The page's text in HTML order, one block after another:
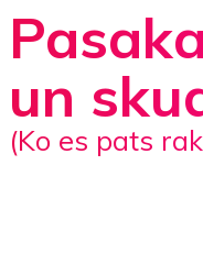
un
(ko es pats